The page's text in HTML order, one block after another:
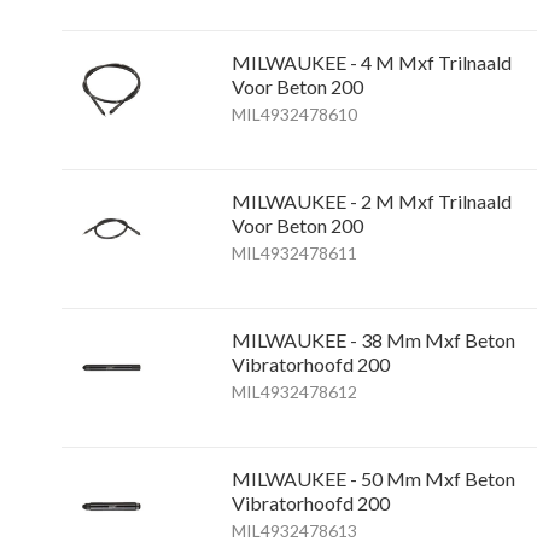
MILWAUKEE - 4 M Mxf Trilnaald
Voor Beton 200
MIL4932478610
MILWAUKEE - 2 M Mxf Trilnaald
Voor Beton 200
MIL4932478611
MILWAUKEE - 38 Mm Mxf Beton
Vibratorhoofd 200
MIL4932478612
MILWAUKEE - 50 Mm Mxf Beton
Vibratorhoofd 200
MIL4932478613